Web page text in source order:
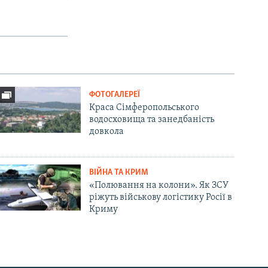
ФОТОГАЛЕРЕЇ
Краса Сімферопольського
водосховища та занедбаність
довкола
ВІЙНА ТА КРИМ
«Полювання на колони». Як ЗСУ
ріжуть військову логістику Росії в
Криму